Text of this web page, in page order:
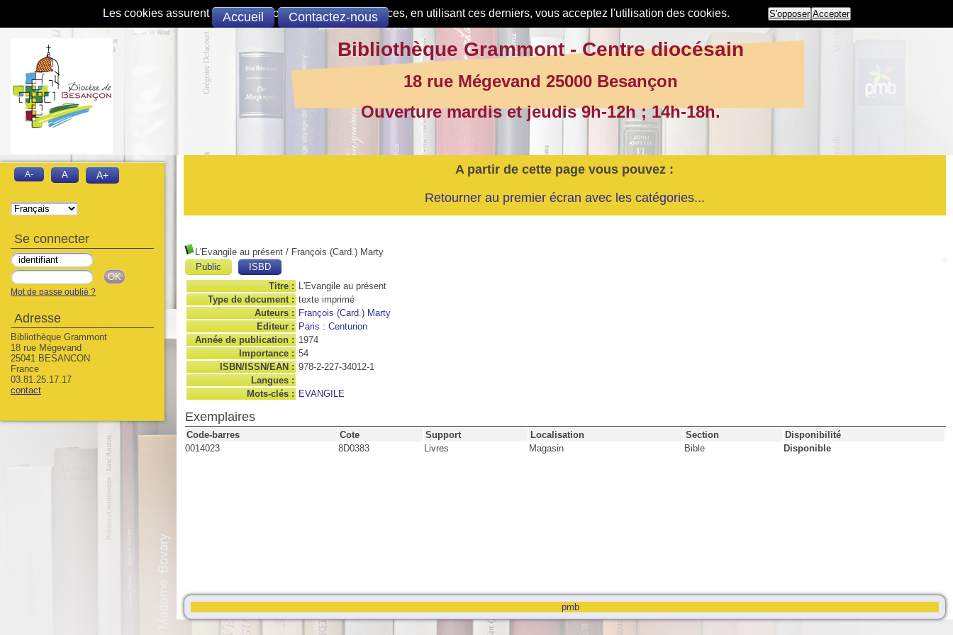
Les cookies assurent le bon fonctionnement de nos services, en utilisant ces derniers, vous acceptez l'utilisation des cookies. S'opposer Accepter
Accueil Contactez-nous
A partir de cette page vous pouvez :
Retourner au premier écran avec les catégories...
L'Evangile au présent/ François (Card.) Marty
Public
ISBD
Titre : L'Evangile au présent
Type de document : texte imprimé
Auteurs : François (Card.) Marty
Editeur : Paris : Centurion
Année de publication : 1974
Importance : 54
ISBN/ISSN/EAN : 978-2-227-34012-1
Langues :
Mots-clés : EVANGILE
Exemplaires
Code-barres Cote Support Localisation Section
Disponibilité
0014023
8D0383 Livres Magasin Bible Disponible
pmb
Bibliothèque Grammont - Centre diocésain
18 rue Mégevand 25000 Besançon
Ouverture mardis et jeudis 9h-12h ; 14h-18h.
A- A A+
Se connecter
Mot de passe oublié ?
Adresse
Bibliothèque Grammont
18 rue Mégevand
25041 BESANCON
France
03.81.25.17.17
contact